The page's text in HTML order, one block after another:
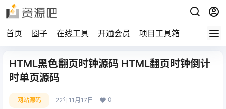
首页 圈子 在线工具 开通会员 项目工具箱
HTML黑色翻页时钟源码 HTML翻页时钟倒计
时单页源码
网站源码 22年11月17日 0